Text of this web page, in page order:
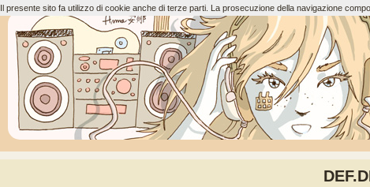
Il presente sito fa utilizzo di cookie anche di terze parti. La prosecuzione della navigazione